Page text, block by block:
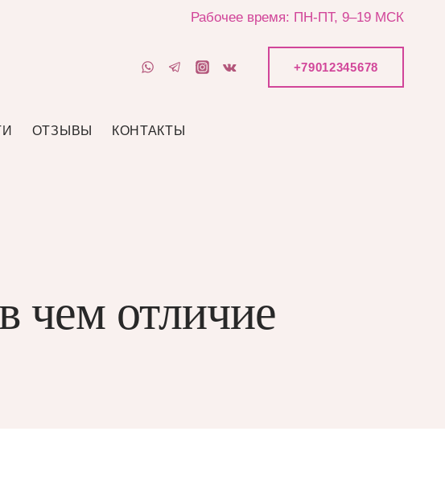
Рабочее время: ПН-ПТ, 9–19 МСК
+79012345678
ОТЗЫВЫ КОНТАКТЫ
чем отличие